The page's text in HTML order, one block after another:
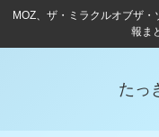
MOZ、ザ・ミラクルオブザ
報ま
たっ